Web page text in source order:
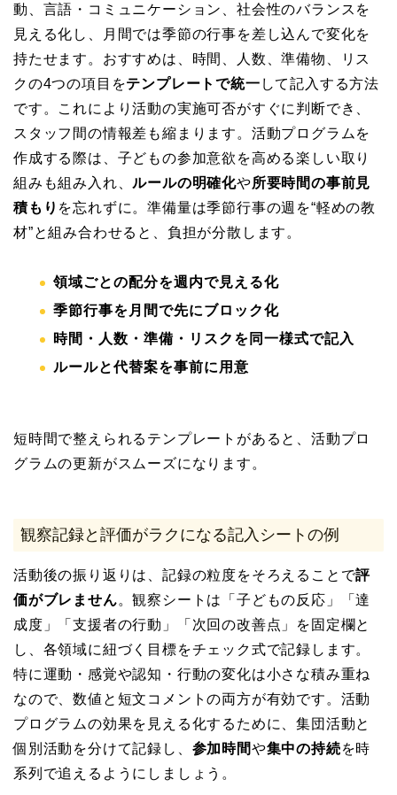
動、言語・コミュニケーション、社会性のバランスを
見える化し、月間では季節の行事を差し込んで変化を
持たせます。おすすめは、時間、人数、準備物、リス
クの4つの項目をテンプレートで統一 して記入する方法
です。これにより活動の実施可否がすぐに判断でき、
スタッフ間の情報差も縮まります。活動プログラムを
作成する際は、子どもの参加意欲を高める楽しい取り
組みも組み入れ、 ルールの明確化や所要時間の事前見
積もり を忘れずに。準備量は季節行事の週を“軽めの教
材”と組み合わせると、負担が分散します。
領域ごとの配分を週内で見える化
季節行事を月間で先にブロック化
時間・人数・準備・リスクを同一様式で記入
ルールと代替案を事前に用意
短時間で整えられるテンプレートがあると、活動プロ
グラムの更新がスムーズになります。
観察記録と評価がラクになる記入シートの例
活動後の振り返りは、記録の粒度をそろえることで評
価がブレません。観察シートは「子どもの反応」「達
成度」「支援者の行動」「次回の改善点」を固定欄と
し、各領域に紐づく目標をチェック式で記録します。
特に運動・感覚や認知・行動の変化は小さな積み重ね
なので、数値と短文コメントの両方が有効です。活動
プログラムの効果を見える化するために、集団活動と
個別活動を分けて記録し、 参加時間や集中の持続を時
系列で追えるようにしましょう。